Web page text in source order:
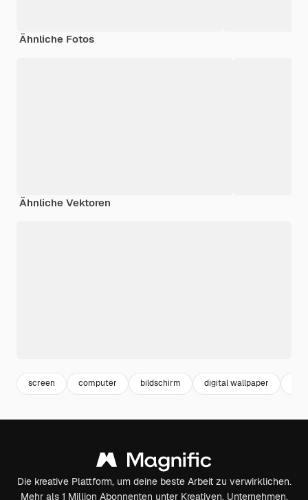
Ähnliche Fotos
Ähnliche Vektoren
screen computer bildschirm digital wallpaper
Die kreative Plattform, um deine beste Arbeit zu verwirklichen.
Mehr als 1 Million Abonnenten unter Kreativen, Unternehmen,